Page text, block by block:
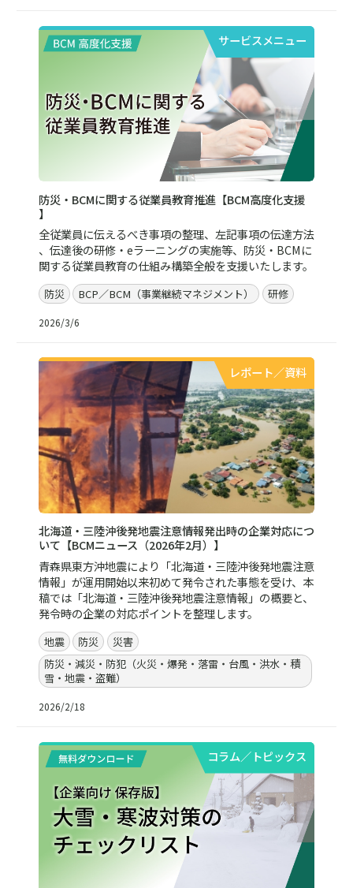
サービスメニュー
防災・BCMに関する従業員教育推進【BCM高度化支援
】
全従業員に伝えるべき事項の整理、左記事項の伝達方法
、伝達後の研修・eラーニングの実施等、防災・BCMに
関する従業員教育の仕組み構築全般を支援いたします。
防災 BCP／BCM（事業継続マネジメント） 研修
2026/3/6
レポート／資料
北海道・三陸沖後発地震注意情報発出時の企業対応につ
いて【BCMニュース（2026年2月）】
青森県東方沖地震により「北海道・三陸沖後発地震注意
情報」が運用開始以来初めて発令された事態を受け、本
稿では「北海道・三陸沖後発地震注意情報」の概要と、
発令時の企業の対応ポイントを整理します。
地震 防災
災害
防災・減災・防犯（火災・爆発・落雷・台風・洪水・積
雪・地震・盗難）
2026/2/18
コラム／トピックス